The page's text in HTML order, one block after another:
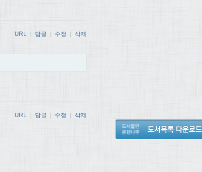
URL 답글 수정 삭제
URL 답글 수정 삭제